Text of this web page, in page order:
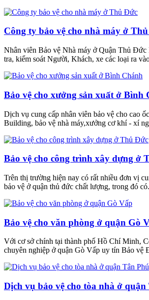
Công ty bảo vệ cho nhà máy ở
Nhân viên Bảo vệ Nhà máy ở Quận Thủ
tra, kiểm soát Người, Khách, xe các loại ra
Bảo vệ cho xưởng sản xuất ở Bình
Dịch vụ cung cấp nhân viên bảo vệ cho cao
Building, bảo vệ nhà máy,xưởng cơ khí - xí
Bảo vệ cho công trình xây dựng ở
Trên thị trường hiện nay có rất nhiều đơn vị
bảo vệ ở quận thủ đức chất lượng, trong đó
Bảo vệ cho văn phòng ở quận Gò
Với cơ sở chính tại thành phố Hồ Chí Minh,
chuyên nghiệp ở quận Gò Vấp uy tín Bảo vệ
Dịch vụ bảo vệ cho tòa nhà ở quận